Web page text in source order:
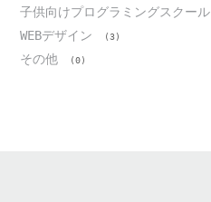
子供向けプログラミングスクール
WEBデザイン (3)
その他 (0)